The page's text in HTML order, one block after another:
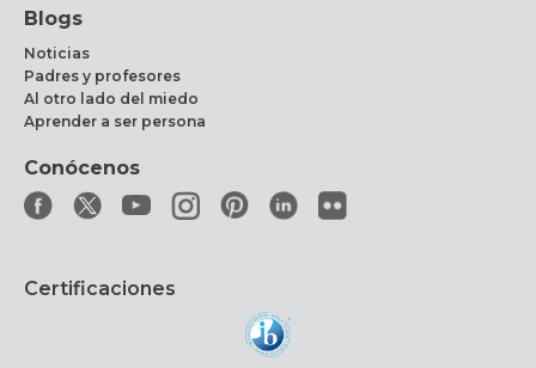
Blogs
Noticias
Padres y profesores
Al otro lado del miedo
Aprender a ser persona
Conócenos
Certificaciones